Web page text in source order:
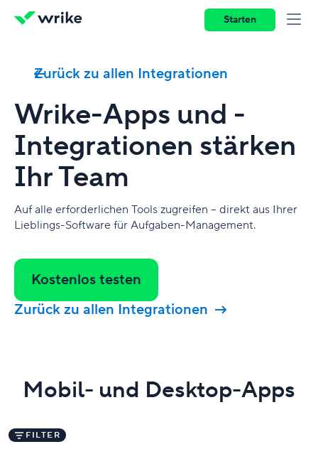
Starten
Zurück zu allen Integrationen
Wrike-Apps und -
Integrationen stärken
Ihr Team
Auf alle erforderlichen Tools zugreifen – direkt aus Ihrer
Lieblings-Software für Aufgaben-Management.
Kostenlos testen
Zurück zu allen Integrationen
Mobil- und Desktop-Apps
FILTER